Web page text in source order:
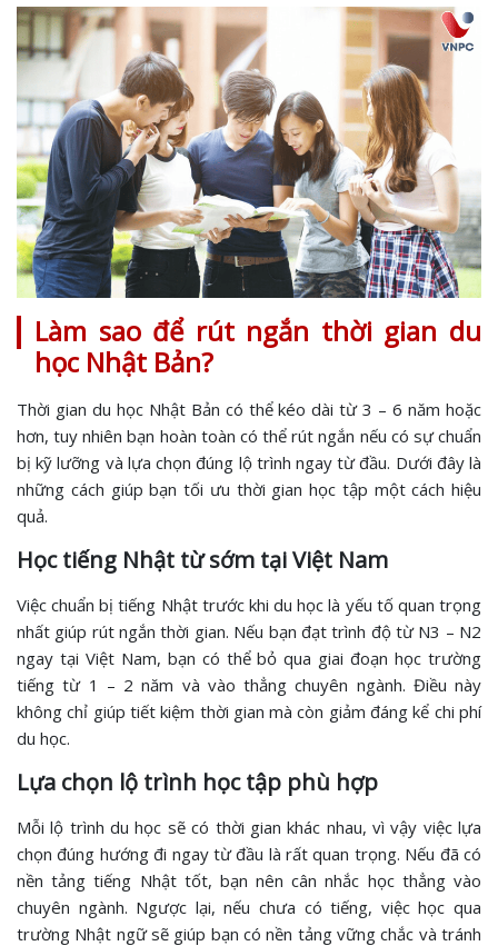
Làm sao để rút ngắn thời gian du
học Nhật Bản?
Thời gian du học Nhật Bản có thể kéo dài từ 3 – 6 năm hoặc
hơn, tuy nhiên bạn hoàn toàn có thể rút ngắn nếu có sự chuẩn
bị kỹ lưỡng và lựa chọn đúng lộ trình ngay từ đầu. Dưới đây là
những cách giúp bạn tối ưu thời gian học tập một cách hiệu
quả.
Học tiếng Nhật từ sớm tại Việt Nam
Việc chuẩn bị tiếng Nhật trước khi du học là yếu tố quan trọng
nhất giúp rút ngắn thời gian. Nếu bạn đạt trình độ từ N3 – N2
ngay tại Việt Nam, bạn có thể bỏ qua giai đoạn học trường
tiếng từ 1 – 2 năm và vào thẳng chuyên ngành. Điều này
không chỉ giúp tiết kiệm thời gian mà còn giảm đáng kể chi phí
du học.
Lựa chọn lộ trình học tập phù hợp
Mỗi lộ trình du học sẽ có thời gian khác nhau, vì vậy việc lựa
chọn đúng hướng đi ngay từ đầu là rất quan trọng. Nếu đã có
nền tảng tiếng Nhật tốt, bạn nên cân nhắc học thẳng vào
chuyên ngành. Ngược lại, nếu chưa có tiếng, việc học qua
trường Nhật ngữ sẽ giúp bạn có nền tảng vững chắc và tránh